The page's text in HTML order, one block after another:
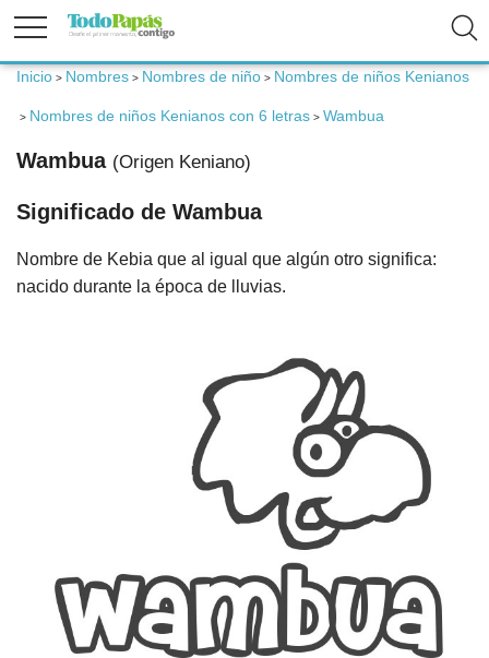
Fertilidad
Embarazo
Bebé
Niños
Inicio > Nombres > Nombres de niño > Nombres de niños Kenianos
> Nombres de niños Kenianos con 6 letras > Wambua
Wambua (Origen Keniano)
Significado de Wambua
Nombre de Kebia que al igual que algún otro significa:
nacido durante la época de lluvias.